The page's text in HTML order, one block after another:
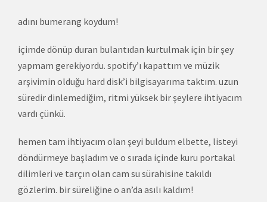
adını bumerang koydum!
içimde dönüp duran bulantıdan kurtulmak için bir şey
yapmam gerekiyordu. spotify’ı kapattım ve müzik
arşivimin olduğu hard disk’i bilgisayarıma taktım. uzun
süredir dinlemediğim, ritmi yüksek bir şeylere ihtiyacım
vardı çünkü.
hemen tam ihtiyacım olan şeyi buldum elbette, listeyi
döndürmeye başladım ve o sırada içinde kuru portakal
dilimleri ve tarçın olan cam su sürahisine takıldı
gözlerim. bir süreliğine o an’da asılı kaldım!